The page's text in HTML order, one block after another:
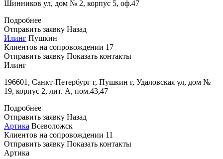
Шинников ул, дом № 2, корпус 5, оф.47
Подробнее
Отправить заявку Назад
Илинг Пушкин
Клиентов на сопровождении 17
Отправить заявку Показать контакты
Илинг
196601, Санкт-Петербург г, Пушкин г, Удаловская ул, дом №
19, корпус 2, лит. А, пом.43,47
Подробнее
Отправить заявку Назад
Артика Всеволожск
Клиентов на сопровождении 11
Отправить заявку Показать контакты
Артика